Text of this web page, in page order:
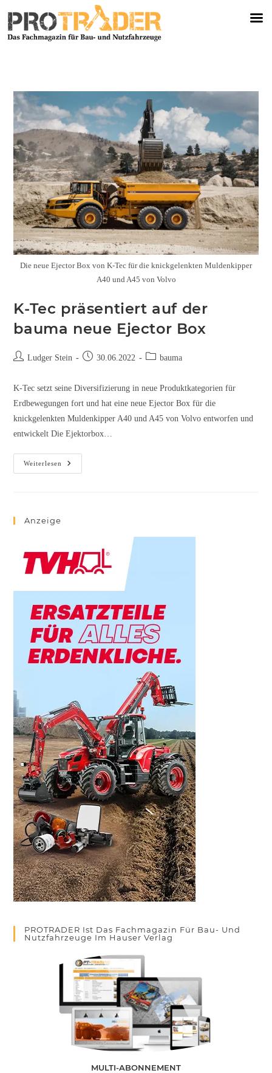
Die neue Ejector Box von K-Tec für die knickgelenkten Muldenkipper
A40 und A45 von Volvo
K-Tec präsentiert auf der
bauma neue Ejector Box
Ludger Stein 30.06.2022 bauma
K-Tec setzt seine Diversifizierung in neue Produktkategorien für
Erdbewegungen fort und hat eine neue Ejector Box für die
knickgelenkten Muldenkipper A40 und A45 von Volvo entworfen und
entwickelt Die Ejektorbox…
Weiterlesen
Anzeige
PROTRADER Ist Das Fachmagazin Für Bau- Und
Nutzfahrzeuge Im Hauser Verlag
MULTI-ABONNEMENT